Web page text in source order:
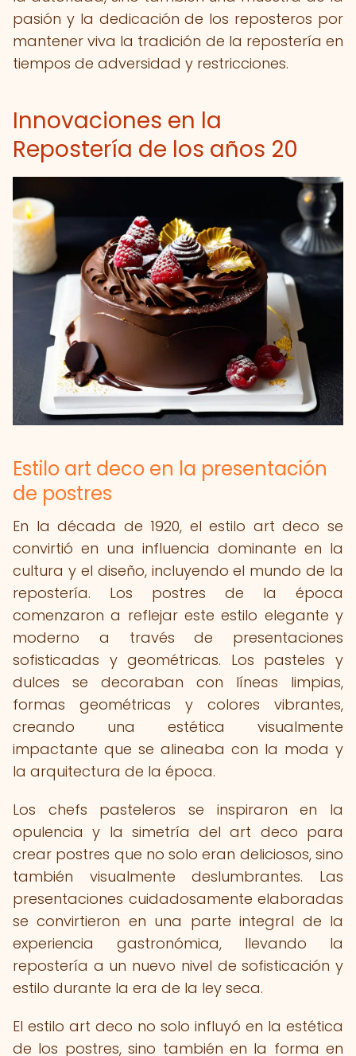
pasión y la dedicación de los reposteros por
mantener viva la tradición de la repostería en
tiempos de adversidad y restricciones.
Innovaciones en la
Repostería de los años 20
Estilo art deco en la presentación
de postres
En la década de 1920, el estilo art deco se
convirtió en una influencia dominante en la
cultura y el diseño, incluyendo el mundo de la
repostería. Los postres de la época
comenzaron a reflejar este estilo elegante y
moderno a través de presentaciones
sofisticadas y geométricas. Los pasteles y
dulces se decoraban con líneas limpias,
formas geométricas y colores vibrantes,
creando una estética visualmente
impactante que se alineaba con la moda y
la arquitectura de la época.
Los chefs pasteleros se inspiraron en la
opulencia y la simetría del art deco para
crear postres que no solo eran deliciosos, sino
también visualmente deslumbrantes. Las
presentaciones cuidadosamente elaboradas
se convirtieron en una parte integral de la
experiencia gastronómica, llevando la
repostería a un nuevo nivel de sofisticación y
estilo durante la era de la ley seca.
El estilo art deco no solo influyó en la estética
de los postres, sino también en la forma en